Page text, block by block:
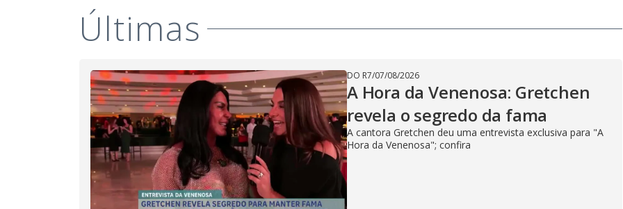
Últimas
DO R7/07/08/2026
A Hora da Venenosa: Gretchen
revela o segredo da fama
A cantora Gretchen deu uma entrevista exclusiva para "A
Hora da Venenosa"; confira